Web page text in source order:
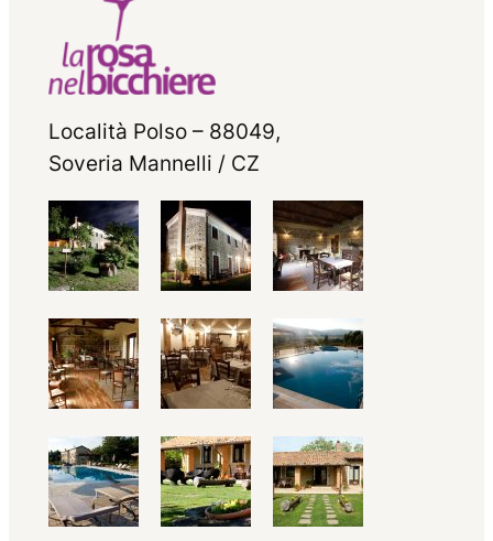
Località Polso – 88049,
Soveria Mannelli / CZ